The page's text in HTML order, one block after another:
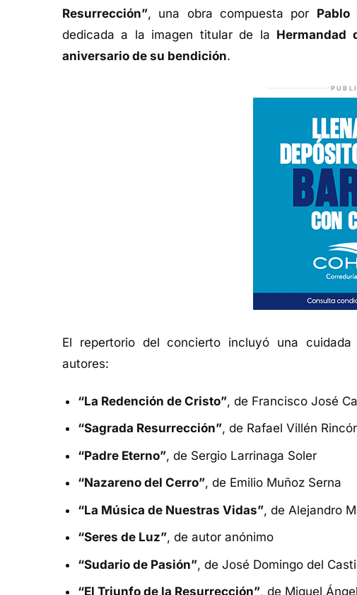
Resurrección”, una obra compuesta por Pablo
dedicada a la imagen titular de la Hermandad
aniversario de su bendición.
El repertorio del concierto incluyó una
autores:
“La Redención de Cristo”, de Francisco José
“Sagrada Resurrección”, de Rafael Villén
“Padre Eterno”, de Sergio Larrinaga Soler
“Nazareno del Cerro”, de Emilio Muñoz Serna
“La Música de Nuestras Vidas”, de Alejandro
“Seres de Luz”, de autor anónimo
“Sudario de Pasión”, de José Domingo del
“El Triunfo de la Resurrección”, de Miguel